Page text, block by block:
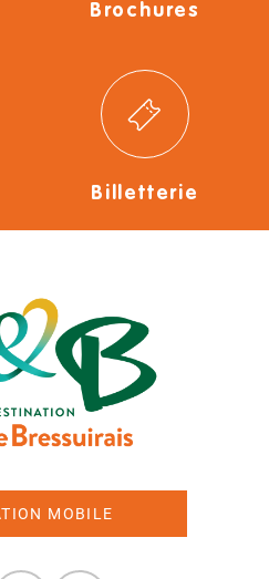
Brochures
Billetterie
MOBILE